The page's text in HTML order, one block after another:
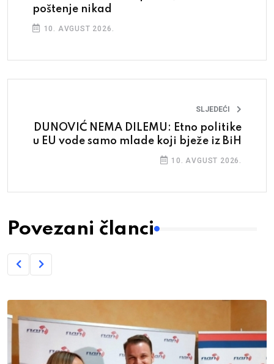
poštenje nikad
10. AVGUST 2026.
SLJEDEĆI
DUNOVIĆ NEMA DILEMU: Etno politike
u EU vode samo mlade koji bježe iz BiH
10. AVGUST 2026.
Povezani članci